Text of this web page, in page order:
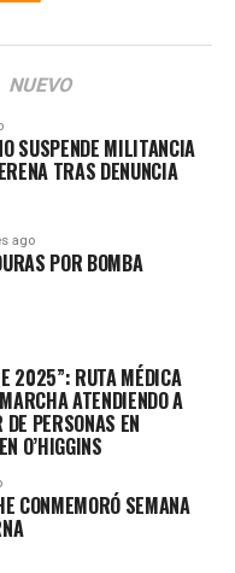
NUEVO
SUSPENDE MILITANCIA
TRAS DENUNCIA
ago
POR BOMBA
2025”: RUTA MÉDICA
ATENDIENDO A
PERSONAS EN
O’HIGGINS
CONMEMORÓ SEMANA